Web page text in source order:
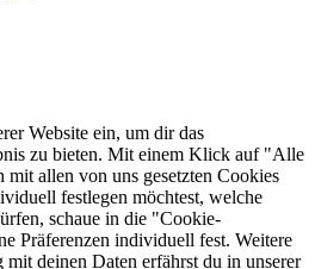
Website ein, um dir das
zu bieten. Mit einem Klick auf "Alle
allen von uns gesetzten Cookies
festlegen möchtest, welche
schaue in die "Cookie-
Präferenzen individuell fest. Weitere
deinen Daten erfährst du in unserer